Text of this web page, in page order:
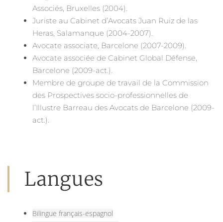
Associés, Bruxelles (2004).
Juriste au Cabinet d’Avocats Juan Ruiz de las
Heras, Salamanque (2004-2007).
Avocate associate, Barcelone (2007-2009).
Avocate associée de Cabinet Global Défense,
Barcelone (2009-act.).
Membre de groupe de travail de la Commission
des Prospectives socio-professionnelles de
l’Illustre Barreau des Avocats de Barcelone (2009-
act.).
Langues
Bilingue français-espagnol